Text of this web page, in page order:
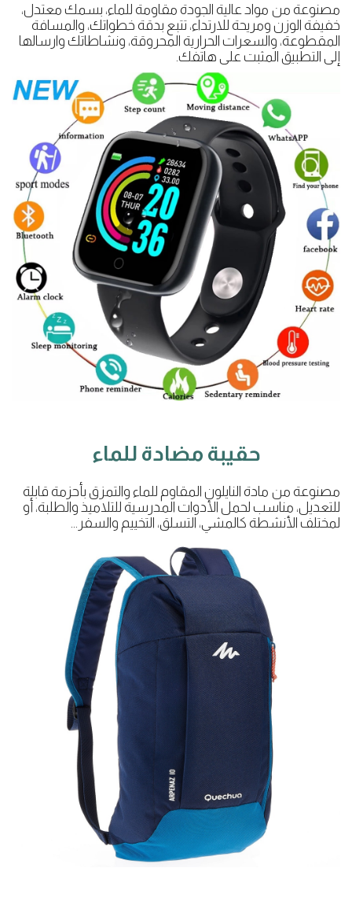
مصنوعة من مواد عالية الجودة مقاومة للماء، بسمك معتدل،
خفيفة الوزن ومريحة للارتداء، تتبع بدقة خطواتك، والمسافة
المقطوعة، والسعرات الحرارية المحروقة، ونشاطاتك وارسالها
إلى التطبيق المثبت على هاتفك.
حقيبة مضادة للماء
مصنوعة من مادة النايلون المقاوم للماء والتمزق بأحزمة قابلة
للتعديل، مناسب لحمل الأدوات المدرسية للتلاميذ والطلبة، أو
لمختلف الأنشطة كالمشي، التسلق، التخييم والسفر…